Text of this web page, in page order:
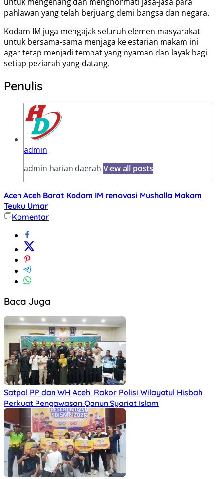
pahlawan yang telah berjuang demi bangsa dan negara.
Kodam IM juga mengajak seluruh elemen masyarakat
untuk bersama-sama menjaga kelestarian makam ini
agar tetap menjadi tempat yang nyaman dan layak bagi
setiap peziarah yang datang.
Penulis
admin
admin harian daerah View all posts
Aceh Aceh Barat Kodam IM renovasi Mushalla Makam
Teuku Umar
Komentar
Baca Juga
Satpol PP dan WH Aceh: Rakor Polisi Wilayatul Hisbah
Perkuat Pengawasan Qanun Syariat Islam